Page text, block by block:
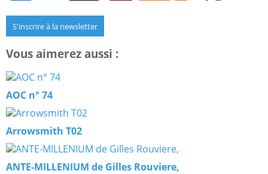
S'inscrire à la newsletter
Vous aimerez aussi :
AOC n° 74
Arrowsmith T02
ANTE-MILLENIUM de Gilles Rouviere,